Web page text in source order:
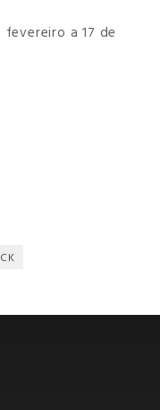
a 17 de